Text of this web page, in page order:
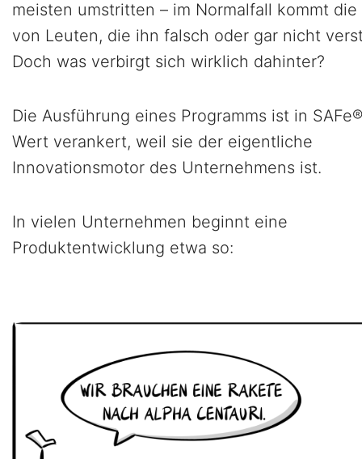
meisten umstritten – im Normalfall kommt die
von Leuten, die ihn falsch oder gar nicht
Doch was verbirgt sich wirklich dahinter?
Die Ausführung eines Programms ist in
Wert verankert, weil sie der eigentliche
Innovationsmotor des Unternehmens ist.
In vielen Unternehmen beginnt eine
Produktentwicklung etwa so: